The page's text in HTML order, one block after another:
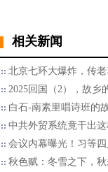
相关新闻
北京七环大爆炸，传
2025回国（2），故乡
白石-南素里唱诗班的
中共外贸系统竟干出
会议内幕曝光！习等四
秋色赋：冬雪之下，